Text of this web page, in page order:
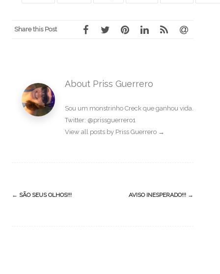
Share this Post
About Priss Guerrero
Sou um monstrinho Creck que ganhou vida.
Twitter: @prissguerrero1
View all posts by Priss Guerrero →
Post
← SÃO SEUS OLHOS!!! AVISO INESPERADO!!! →